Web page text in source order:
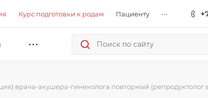
Курс подготовки к родам Пациенту ...
врача-акушера-гинеколога повторный